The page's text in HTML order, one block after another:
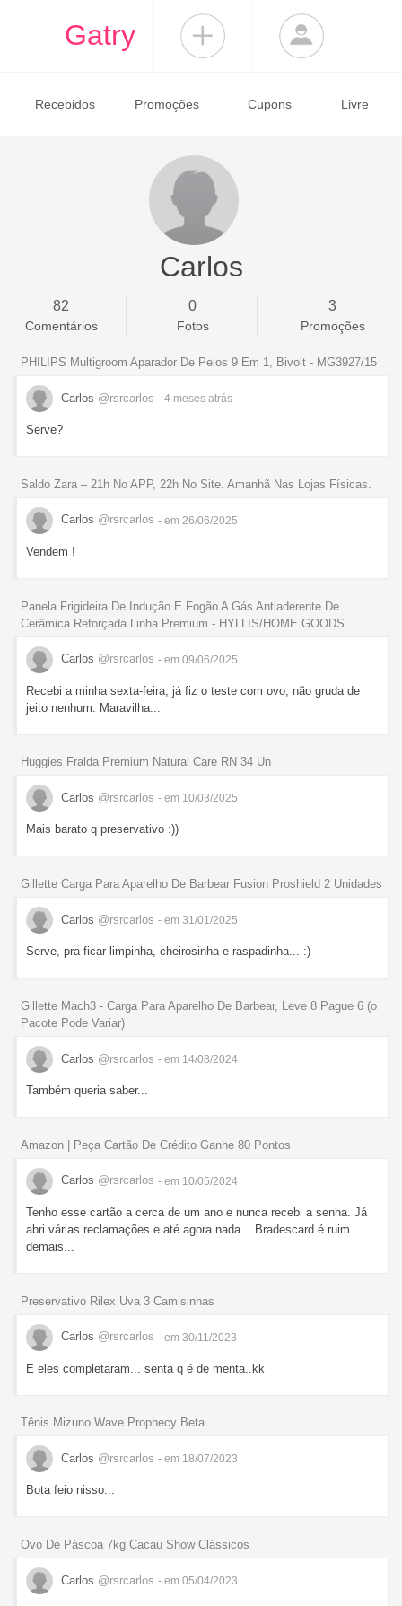
Gatry
Recebidos Promoções Cupons Livre
Carlos
82
Comentários
0
Fotos
3
Promoções
PHILIPS Multigroom Aparador De Pelos 9 Em 1, Bivolt - MG3927/15
Carlos @rsrcarlos - 4 meses atrás
Serve?
Saldo Zara – 21h No APP, 22h No Site. Amanhã Nas Lojas Físicas.
Carlos @rsrcarlos - em 26/06/2025
Vendem !
Panela Frigideira De Indução E Fogão A Gás Antiaderente De
Cerâmica Reforçada Linha Premium - HYLLIS/HOME GOODS
Carlos @rsrcarlos - em 09/06/2025
Recebi a minha sexta-feira, já fiz o teste com ovo, não gruda de
jeito nenhum. Maravilha...
Huggies Fralda Premium Natural Care RN 34 Un
Carlos @rsrcarlos - em 10/03/2025
Mais barato q preservativo :))
Gillette Carga Para Aparelho De Barbear Fusion Proshield 2 Unidades
Carlos @rsrcarlos - em 31/01/2025
Serve, pra ficar limpinha, cheirosinha e raspadinha... :)-
Gillette Mach3 - Carga Para Aparelho De Barbear, Leve 8 Pague 6 (o
Pacote Pode Variar)
Carlos @rsrcarlos - em 14/08/2024
Também queria saber...
Amazon | Peça Cartão De Crédito Ganhe 80 Pontos
Carlos @rsrcarlos - em 10/05/2024
Tenho esse cartão a cerca de um ano e nunca recebi a senha. Já
abri várias reclamações e até agora nada... Bradescard é ruim
demais...
Preservativo Rilex Uva 3 Camisinhas
Carlos @rsrcarlos - em 30/11/2023
E eles completaram... senta q é de menta..kk
Tênis Mizuno Wave Prophecy Beta
Carlos @rsrcarlos - em 18/07/2023
Bota feio nisso...
Ovo De Páscoa 7kg Cacau Show Clássicos
Carlos @rsrcarlos - em 05/04/2023